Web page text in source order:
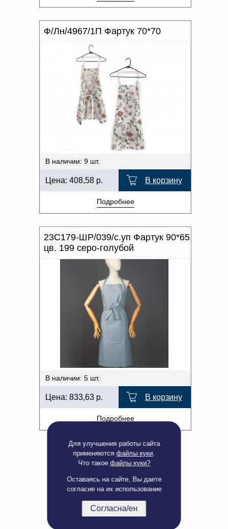
Для улучшения работы сайта
применяютсяфайлы куки.
Что такое файлы куки?
Оставаясь на сайте, Вы даете
согласие на их использование
Согласна/ен
Ф/Лн/4967/1П Фартук 70*70
В наличии: 9 шт.
Цена: 408,58 р. В корзину
Подробнее
23С179-ШР/039/с.уп Фартук 90*65
цв. 199 серо-голубой
В наличии: 5 шт.
Цена: 833,63 р. В корзину
Подробнее
Полная версия сайта